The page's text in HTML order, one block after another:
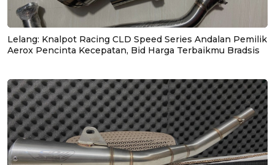
Lelang: Knalpot Racing CLD Speed Series Andalan Pemilik
Aerox Pencinta Kecepatan, Bid Harga Terbaikmu Bradsis